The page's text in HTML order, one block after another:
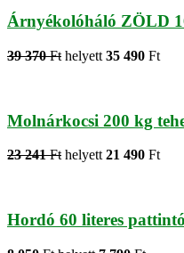
Árnyékolóháló ZÖLD
39 370 Ft helyett 35 490 Ft
Molnárkocsi 200 kg
23 241 Ft helyett 21 490 Ft
Hordó 60 literes